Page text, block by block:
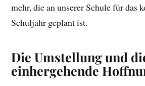
mehr, die an unserer Schule für das
Schuljahr geplant ist.
Die Umstellung und
einhergehende